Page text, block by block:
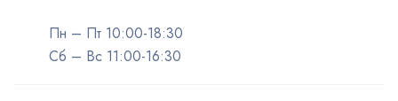
Пн – Пт 10:00-18:30
Сб – Вс 11:00-16:30